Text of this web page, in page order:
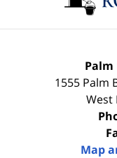
Palm
1555 Palm
West
Map